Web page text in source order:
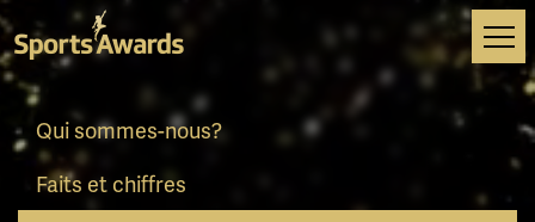
Qui sommes-nous?
Faits et chiffres